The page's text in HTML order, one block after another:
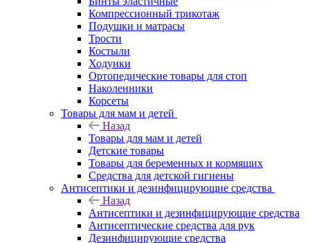
Компрессионный трикотаж
Подушки и матрасы
Трости
Костыли
Ходунки
Ортопедические товары для стоп
Наколенники
Корсеты
Товары для мам и детей
Назад
Товары для мам и детей
Детские товары
Товары для беременных и кормящих
Средства для детской гигиены
Антисептики и дезинфицирующие средства
Назад
Антисептики и дезинфицирующие средства
Антисептические средства для рук
Дезинфицирующие средства